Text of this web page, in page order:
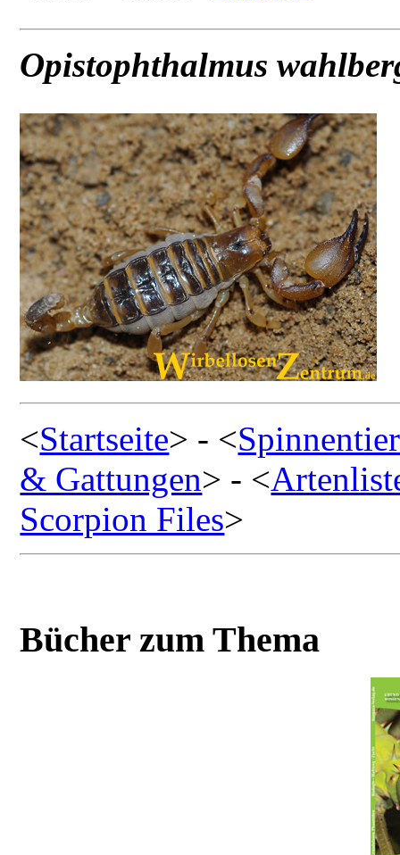
Opistophthalmus
<Startseite> - <
& Gattungen> - <
Scorpion Files>
Bücher zum Thema